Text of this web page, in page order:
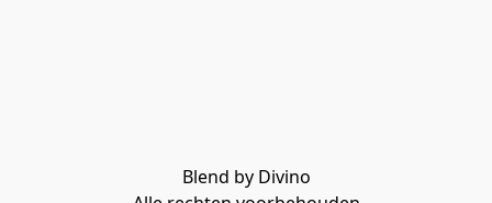
Blend by Divino